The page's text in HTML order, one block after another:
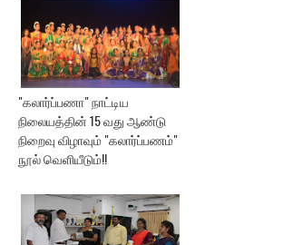
"கலார்ப்பணா" நாட்டிய
நிலையத்தின் 15 வது ஆண்டு
நிறைவு விழாவும் "கலார்ப்பணம்"
நூல் வெளியீடும்!!